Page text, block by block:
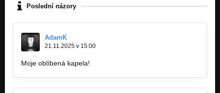
Poslední názory
AdamK
21.11.2025 v 15:00
Moje oblíbená kapela!